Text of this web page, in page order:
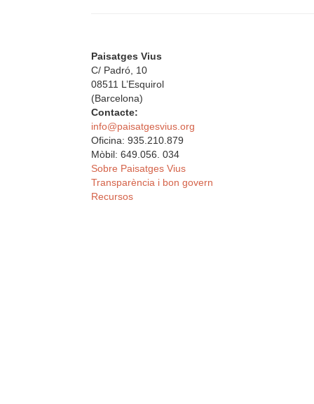
Paisatges Vius
C/ Padró, 10
08511 L’Esquirol
(Barcelona)
Contacte:
info@paisatgesvius.org
Oficina: 935.210.879
Mòbil: 649.056. 034
Sobre Paisatges Vius
Transparència i bon govern
Recursos